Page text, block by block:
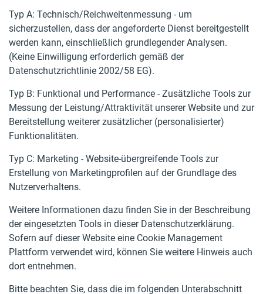
Typ A: Technisch/Reichweitenmessung - um
sicherzustellen, dass der angeforderte Dienst bereitgestellt
werden kann, einschließlich grundlegender Analysen.
(Keine Einwilligung erforderlich gemäß der
Datenschutzrichtlinie 2002/58 EG).
Typ B: Funktional und Performance - Zusätzliche Tools zur
Messung der Leistung/Attraktivität unserer Website und zur
Bereitstellung weiterer zusätzlicher (personalisierter)
Funktionalitäten.
Typ C: Marketing - Website-übergreifende Tools zur
Erstellung von Marketingprofilen auf der Grundlage des
Nutzerverhaltens.
Weitere Informationen dazu finden Sie in der Beschreibung
der eingesetzten Tools in dieser Datenschutzerklärung.
Sofern auf dieser Website eine Cookie Management
Plattform verwendet wird, können Sie weitere Hinweis auch
dort entnehmen.
Bitte beachten Sie, dass die im folgenden Unterabschnitt